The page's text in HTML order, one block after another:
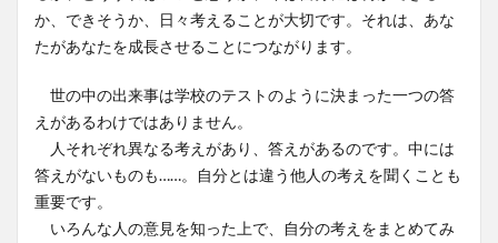
か、できそうか、日々考えることが大切です。それは、あな
たがあなたを成長させることにつながります。
世の中の出来事は学校のテストのように決まった一つの答
えがあるわけではありません。
人それぞれ異なる考えがあり、答えがあるのです。中には
答えがないものも……。自分とは違う他人の考えを聞くことも
重要です。
いろんな人の意見を知った上で、自分の考えをまとめてみ